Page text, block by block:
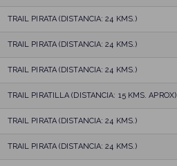
TRAIL PIRATA (DISTANCIA: 24 KMS.)
TRAIL PIRATA (DISTANCIA: 24 KMS.)
TRAIL PIRATA (DISTANCIA: 24 KMS.)
TRAIL PIRATILLA (DISTANCIA: 15 KMS. APROX)
TRAIL PIRATA (DISTANCIA: 24 KMS.)
TRAIL PIRATA (DISTANCIA: 24 KMS.)